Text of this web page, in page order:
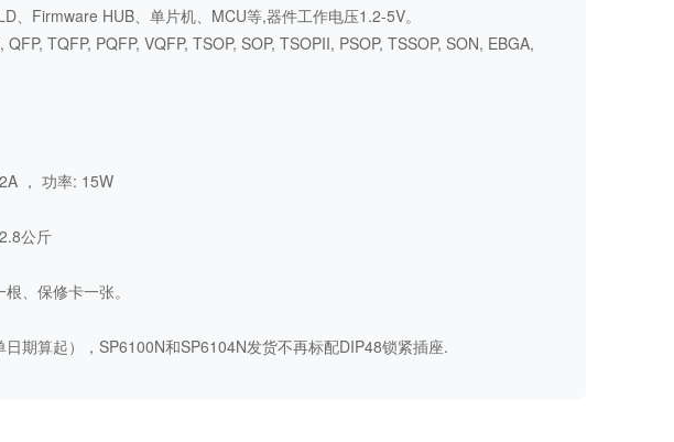
、Firmware HUB、单片机、MCU等,器件工作电压1.2-5V。
TQFP, PQFP, VQFP, TSOP, SOP, TSOPII, PSOP, TSSOP, SON, EBGA,
， 功率: 15W
公斤
、保修卡一张。
期算起），SP6100N和SP6104N发货不再标配DIP48锁紧插座.